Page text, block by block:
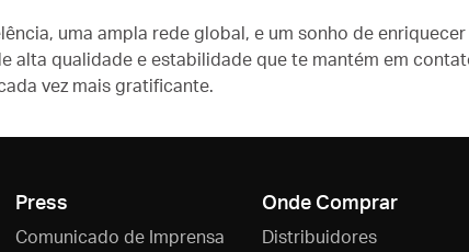
uma ampla rede global, e um sonho de
alta qualidade e estabilidade ​​que te mantém em
vez mais gratificante.
Press
Comunicado de Imprensa
Onde Comprar
Distribuidores